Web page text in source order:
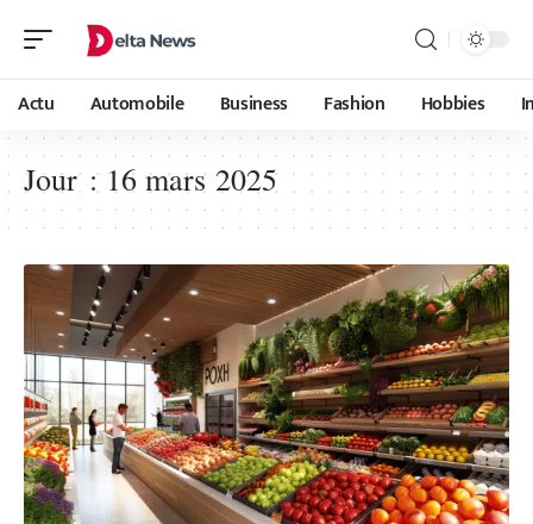
Actu Automobile Business Fashion Hobbies
Jour : 16 mars 2025